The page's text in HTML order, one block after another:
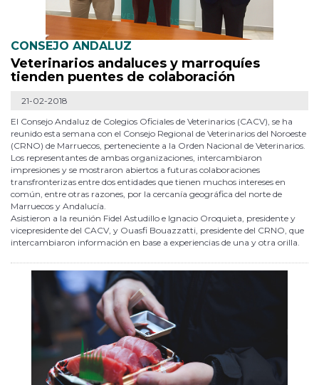
CONSEJO ANDALUZ
Veterinarios andaluces y marroquíes
tienden puentes de colaboración
21-02-2018
El Consejo Andaluz de Colegios Oficiales de Veterinarios (CACV), se ha
reunido esta semana con el Consejo Regional de Veterinarios del Noroeste
(CRNO) de Marruecos, perteneciente a la Orden Nacional de Veterinarios.
Los representantes de ambas organizaciones, intercambiaron
impresiones y se mostraron abiertos a futuras colaboraciones
transfronterizas entre dos entidades que tienen muchos intereses en
común, entre otras razones, por la cercanía geográfica del norte de
Marruecos y Andalucía.
Asistieron a la reunión Fidel Astudillo e Ignacio Oroquieta, presidente y
vicepresidente del CACV, y Ouasfi Bouazzatti, presidente del CRNO, que
intercambiaron información en base a experiencias de una y otra orilla.